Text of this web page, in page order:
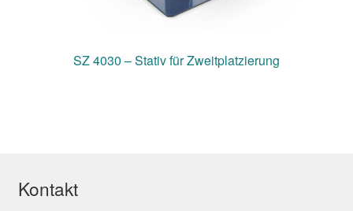
SZ 4030 – Stativ für Zweitplatzierung
Kontakt